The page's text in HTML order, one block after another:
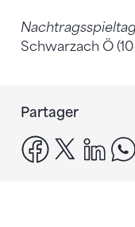
Schwarzach Ö (10
Partager
facebook
x